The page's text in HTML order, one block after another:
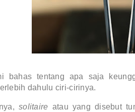
bahas tentang apa saja
dahulu ciri-cirinya.
solitaire atau yang disebut